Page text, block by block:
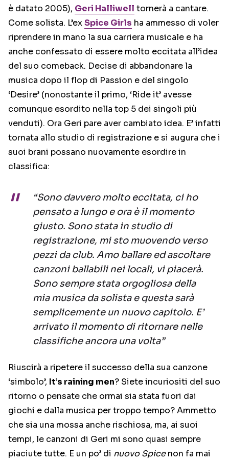
è datato 2005), Geri Halliwell tornerà a cantare.
Come solista. L’exSpice Girls ha ammesso di voler
riprendere in mano la sua carriera musicale e ha
anche confessato di essere molto eccitata all’idea
del suo comeback. Decise di abbandonare la
musica dopo il flop di Passion e del singolo
‘Desire’ (nonostante il primo, ‘Ride it’ avesse
comunque esordito nella top 5 dei singoli più
venduti). Ora Geri pare aver cambiato idea. E’ infatti
tornata allo studio di registrazione e si augura che i
suoi brani possano nuovamente esordire in
classifica:
“Sono davvero molto eccitata, ci ho
pensato a lungo e ora è il momento
giusto. Sono stata in studio di
registrazione, mi sto muovendo verso
pezzi da club. Amo ballare ed ascoltare
canzoni ballabili nei locali, vi piacerà.
Sono sempre stata orgogliosa della
mia musica da solista e questa sarà
semplicemente un nuovo capitolo. E’
arrivato il momento di ritornare nelle
classifiche ancora una volta”
Riuscirà a ripetere il successo della sua canzone
‘simbolo’, It’s raining men? Siete incuriositi del suo
ritorno o pensate che ormai sia stata fuori dai
giochi e dalla musica per troppo tempo? Ammetto
che sia una mossa anche rischiosa, ma, ai suoi
tempi, le canzoni di Geri mi sono quasi sempre
piaciute tutte. E un po’ di nuovo Spicenon fa mai